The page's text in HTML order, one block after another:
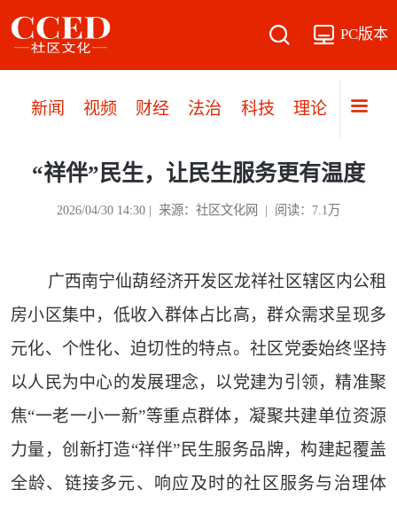
PC版本
新闻 视频 财经 法治 科技 理论 党建
“祥伴”民生，让民生服务更有温度
2026/04/30 14:30 | 来源：社区文化网 | 阅读：7.1万
广西南宁仙葫经济开发区龙祥社区辖区内公租
房小区集中，低收入群体占比高，群众需求呈现多
元化、个性化、迫切性的特点。社区党委始终坚持
以人民为中心的发展理念，以党建为引领，精准聚
焦“一老一小一新”等重点群体，凝聚共建单位资源
力量，创新打造“祥伴”民生服务品牌，构建起覆盖
全龄、链接多元、响应及时的社区服务与治理体